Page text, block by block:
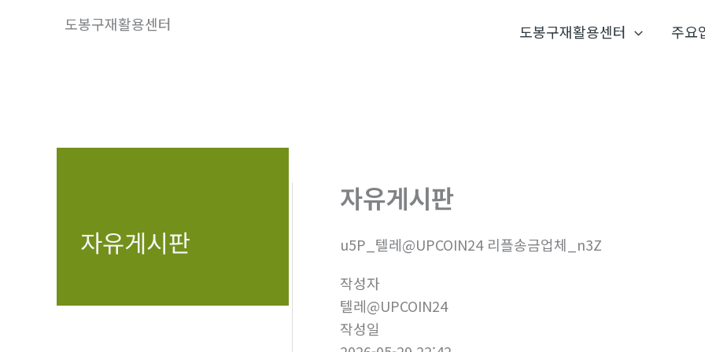
도봉구재활용센터 도봉구재활용센터 주요
자유게시판
자유게시판
u5P_텔레@UPCOIN24 리플송금업체_n3Z
작성자
텔레@UPCOIN24
작성일